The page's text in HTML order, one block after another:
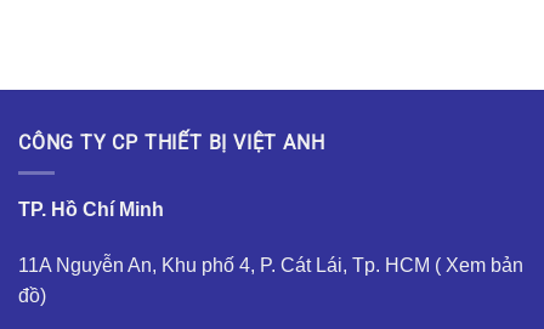
CÔNG TY CP THIẾT BỊ VIỆT ANH
TP. Hồ Chí Minh
11A Nguyễn An, Khu phố 4, P. Cát Lái, Tp. HCM ( Xem bản
đồ)